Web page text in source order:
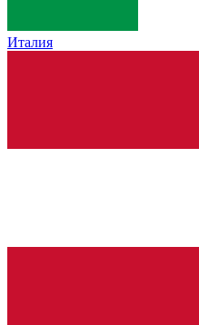
Италия